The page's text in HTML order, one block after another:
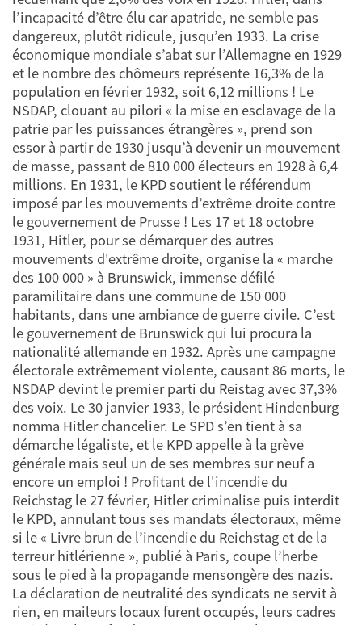
l’incapacité d’être élu car apatride, ne semble pas
dangereux, plutôt ridicule, jusqu’en 1933. La crise
économique mondiale s’abat sur l’Allemagne en 1929
et le nombre des chômeurs représente 16,3% de la
population en février 1932, soit 6,12 millions ! Le
NSDAP, clouant au pilori « la mise en esclavage de la
patrie par les puissances étrangères », prend son
essor à partir de 1930 jusqu’à devenir un mouvement
de masse, passant de 810 000 électeurs en 1928 à 6,4
millions. En 1931, le KPD soutient le référendum
imposé par les mouvements d’extrême droite contre
le gouvernement de Prusse ! Les 17 et 18 octobre
1931, Hitler, pour se démarquer des autres
mouvements d'extrême droite, organise la « marche
des 100 000 » à Brunswick, immense défilé
paramilitaire dans une commune de 150 000
habitants, dans une ambiance de guerre civile. C’est
le gouvernement de Brunswick qui lui procura la
nationalité allemande en 1932. Après une campagne
électorale extrêmement violente, causant 86 morts, le
NSDAP devint le premier parti du Reistag avec 37,3%
des voix. Le 30 janvier 1933, le président Hindenburg
nomma Hitler chancelier. Le SPD s’en tient à sa
démarche légaliste, et le KPD appelle à la grève
générale mais seul un de ses membres sur neuf a
encore un emploi ! Profitant de l'incendie du
Reichstag le 27 février, Hitler criminalise puis interdit
le KPD, annulant tous ses mandats électoraux, même
si le « Livre brun de l’incendie du Reichstag et de la
terreur hitlérienne », publié à Paris, coupe l’herbe
sous le pied à la propagande mensongère des nazis.
La déclaration de neutralité des syndicats ne servit à
rien, en maileurs locaux furent occupés, leurs cadres